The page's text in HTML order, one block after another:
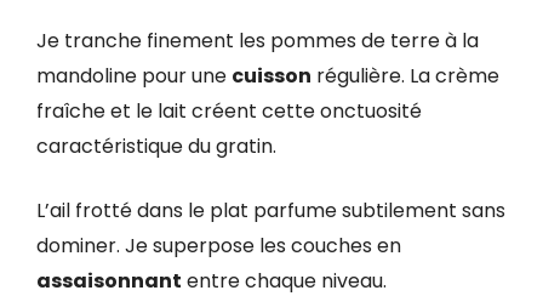
Je tranche finement les pommes de terre à la
mandoline pour une cuisson régulière. La crème
fraîche et le lait créent cette onctuosité
caractéristique du gratin.
L’ail frotté dans le plat parfume subtilement sans
dominer. Je superpose les couches en
assaisonnant entre chaque niveau.